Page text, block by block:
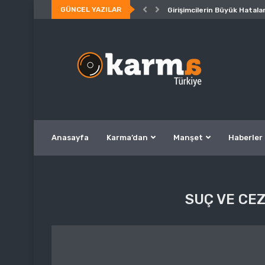
GÜNCEL YAZILAR Girişimcilerin Büyük
Anasayfa Karma’dan Manşet Haberler
SUÇ VE